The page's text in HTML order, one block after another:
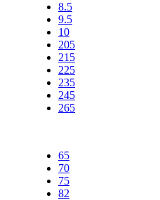
8.5
9.5
10
205
215
225
235
245
265
65
70
75
82